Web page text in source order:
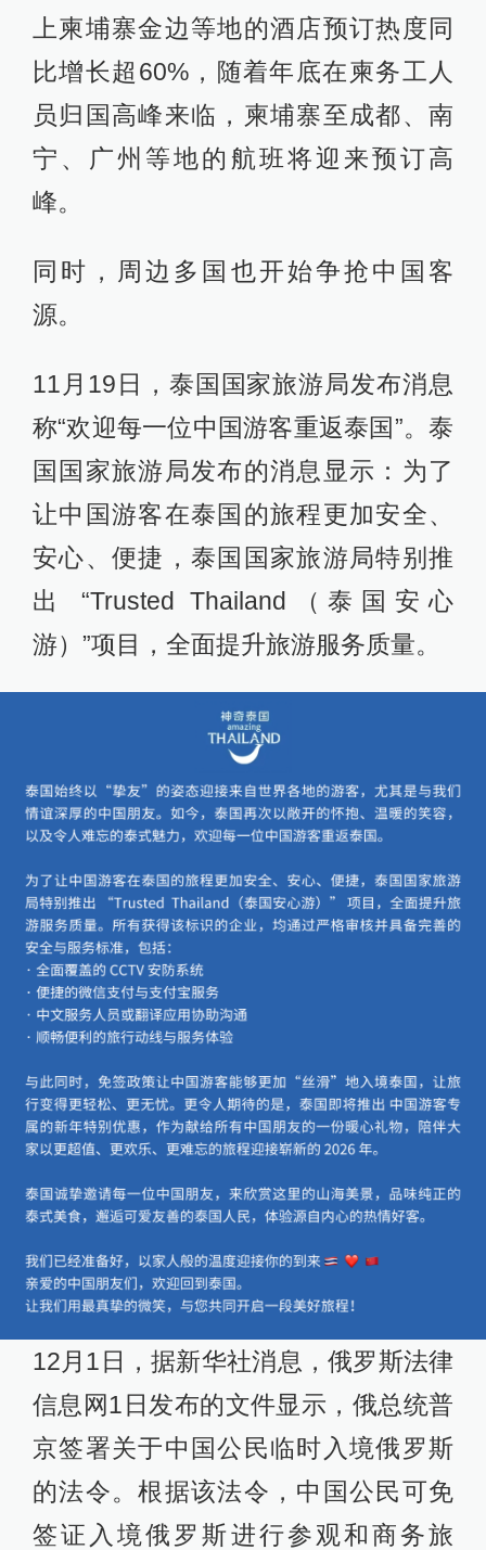
上柬埔寨金边等地的酒店预订热度同
比增长超60%，随着年底在柬务工人
员归国高峰来临，柬埔寨至成都、南
宁、广州等地的航班将迎来预订高
峰。
同时，周边多国也开始争抢中国客
源。
11月19日，泰国国家旅游局发布消息
称“欢迎每一位中国游客重返泰国”。泰
国国家旅游局发布的消息显示：为了
让中国游客在泰国的旅程更加安全、
安心、便捷，泰国国家旅游局特别推
出 “Trusted Thailand（泰国安心
游）”项目，全面提升旅游服务质量。
12月1日，据新华社消息，俄罗斯法律
信息网1日发布的文件显示，俄总统普
京签署关于中国公民临时入境俄罗斯
的法令。根据该法令，中国公民可免
签证入境俄罗斯进行参观和商务旅